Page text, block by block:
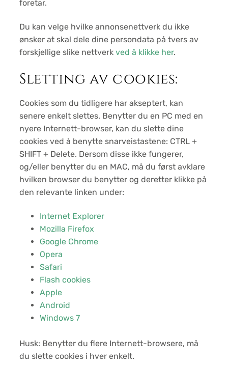
foretar.
Du kan velge hvilke annonsenettverk du ikke
ønsker at skal dele dine persondata på tvers av
forskjellige slike nettverk ved å klikke her.
Sletting av cookies:
Cookies som du tidligere har akseptert, kan
senere enkelt slettes. Benytter du en PC med en
nyere Internett-browser, kan du slette dine
cookies ved å benytte snarveistastene: CTRL +
SHIFT + Delete. Dersom disse ikke fungerer,
og/eller benytter du en MAC, må du først avklare
hvilken browser du benytter og deretter klikke på
den relevante linken under:
Internet Explorer
Mozilla Firefox
Google Chrome
Opera
Safari
Flash cookies
Apple
Android
Windows 7
Husk: Benytter du flere Internett-browsere, må
du slette cookies i hver enkelt.